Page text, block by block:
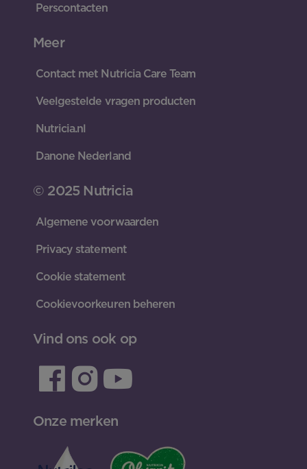
Perscontacten
Meer
Contact met Nutricia Care Team
Veelgestelde vragen producten
Nutricia.nl
Danone Nederland
© 2025 Nutricia
Algemene voorwaarden
Privacy statement
Cookie statement
Cookievoorkeuren beheren
Vind ons ook op
Onze merken